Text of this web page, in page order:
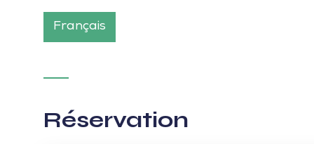
Français
Réservation